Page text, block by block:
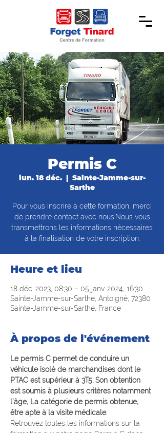
Permis C
lun. 18 déc.
  |
Sainte-Jamme-sur-
Sarthe
Pour vous inscrire à cette formation, merci
de prendre contact avec nous.Nous vous
transmettrons les informations nécessaires
à la finalisation de votre inscription.
Heure et lieu
18 déc. 2023, 08:30 – 05 janv. 2024, 16:30
Sainte-Jamme-sur-Sarthe, Antoigné, 72380
Sainte-Jamme-sur-Sarthe, France
À propos de l'événement
Le permis C permet de conduire un
véhicule isolé de marchandises dont le
PTAC est supérieur à 3T5. Son obtention
est soumis à plusieurs critères notamment
l'âge, La catégorie de permis obtenue,
être apte à la visite médicale.
Retrouvez toutes les informations sur la